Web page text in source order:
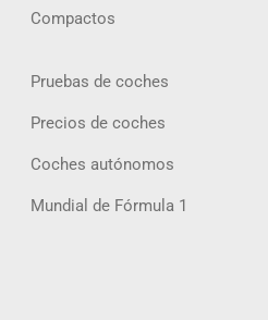
Compactos
Pruebas de coches
Precios de coches
Coches autónomos
Mundial de Fórmula 1